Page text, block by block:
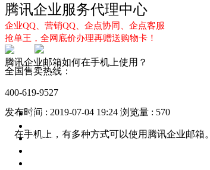
腾讯企业服务代理中心
企业QQ、营销QQ、企点协同、企点客服
抢单王，全网底价办理再赠送购物卡！
全国售卖热线：
400-619-9527
首页
企点服务
腾讯企业邮箱如何在手机上使用？
发布时间 : 2019-07-04 19:24 浏览量 : 570
在手机上，有多种方式可以使用腾讯企业邮箱。